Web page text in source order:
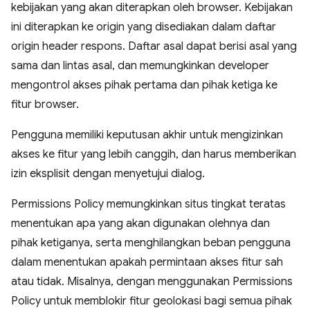
kebijakan yang akan diterapkan oleh browser. Kebijakan
ini diterapkan ke origin yang disediakan dalam daftar
origin header respons. Daftar asal dapat berisi asal yang
sama dan lintas asal, dan memungkinkan developer
mengontrol akses pihak pertama dan pihak ketiga ke
fitur browser.
Pengguna memiliki keputusan akhir untuk mengizinkan
akses ke fitur yang lebih canggih, dan harus memberikan
izin eksplisit dengan menyetujui dialog.
Permissions Policy memungkinkan situs tingkat teratas
menentukan apa yang akan digunakan olehnya dan
pihak ketiganya, serta menghilangkan beban pengguna
dalam menentukan apakah permintaan akses fitur sah
atau tidak. Misalnya, dengan menggunakan Permissions
Policy untuk memblokir fitur geolokasi bagi semua pihak